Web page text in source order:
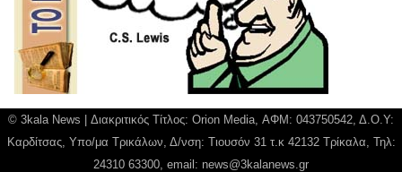
© 3kala News | Διακριτικός Τίτλος: Orion Media, ΑΦΜ: 043750542, Δ.Ο.Υ:
Καρδίτσας, Υπο/μα Τρικάλων, Δ/νση: Τιουσόν 31 τ.κ 42132 Τρίκαλα, Τηλ:
24310 63300, email: news@3kalanews.gr